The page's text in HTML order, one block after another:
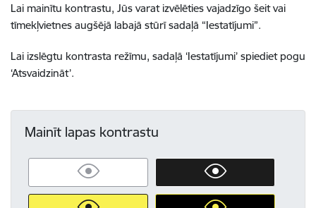
Lai mainītu kontrastu, Jūs varat izvēlēties vajadzīgo šeit vai
tīmekļvietnes augšējā labajā stūrī sadaļā “Iestatījumi”.
Lai izslēgtu kontrasta režīmu, sadaļā ‘Iestatījumi’ spiediet pogu
‘Atsvaidzināt’.
Mainīt lapas kontrastu